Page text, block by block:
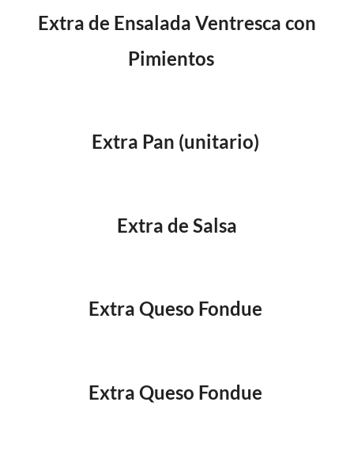
Extra de Ensalada Ventresca con
Pimientos
Extra Pan (unitario)
Extra de Salsa
Extra Queso Fondue
Extra Queso Fondue